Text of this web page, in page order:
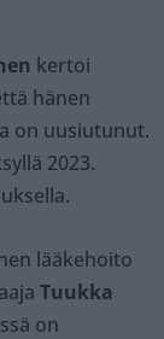
kertoi
hänen
on uusiutunut.
2023.
lääkehoito
Tuukka
on